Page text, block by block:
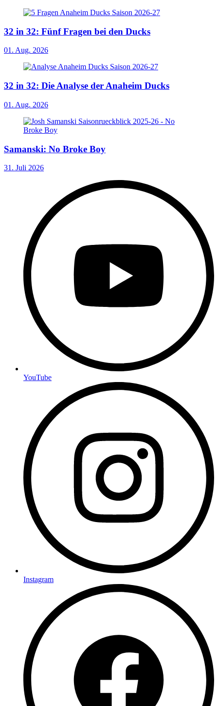
32 in 32: Fünf Fragen bei den Ducks
01. Aug. 2026
32 in 32: Die Analyse der Anaheim Ducks
01. Aug. 2026
Samanski: No Broke Boy
31. Juli 2026
YouTube
Instagram